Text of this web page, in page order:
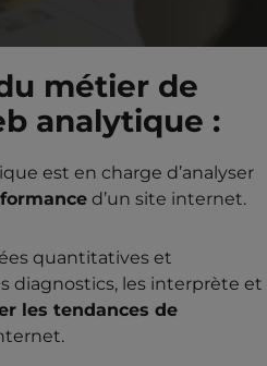
métier de
analytique :
est en charge d’analyser
d’un site internet.
quantitatives et
diagnostics, les interprète et
les tendances de